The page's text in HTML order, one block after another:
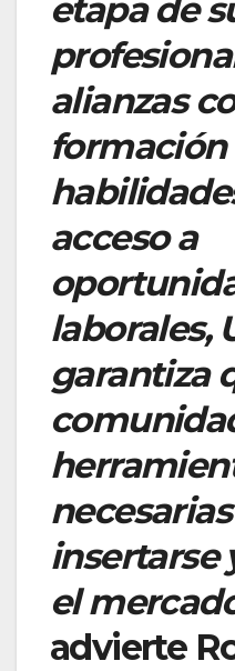
etapa de
alianzas
formación
acceso a
laborales,
garantiza
insertarse
el
advierte